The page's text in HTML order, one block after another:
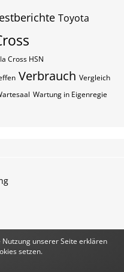
Toyota
Cross HSN
Verbrauch Vergleich
Wartung in Eigenregie
WoltLab Suite™
unserer Seite erklären
setzen.